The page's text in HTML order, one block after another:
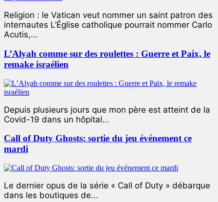
Religion : le Vatican veut nommer un saint patron des
internautes L’Église catholique pourrait nommer Carlo
Acutis,...
L’Alyah comme sur des roulettes : Guerre et Paix, le
remake israélien
Depuis plusieurs jours que mon père est atteint de la
Covid-19 dans un hôpital...
Call of Duty Ghosts: sortie du jeu événement ce
mardi
Le dernier opus de la série « Call of Duty » débarque
dans les boutiques de...